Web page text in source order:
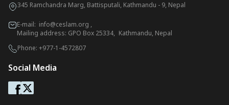
345 Ramchandra Marg, Battisputali, Kathmandu - 9, Nepal
E-mail: info@ceslam.org ,
Mailing address: GPO Box 25334, Kathmandu, Nepal
Phone: +977-1-4572807
Social Media